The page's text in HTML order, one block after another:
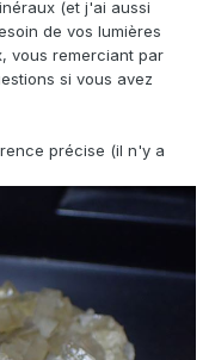
(et j'ai aussi
de vos lumières
vous remerciant par
si vous avez
précise (il n'y a